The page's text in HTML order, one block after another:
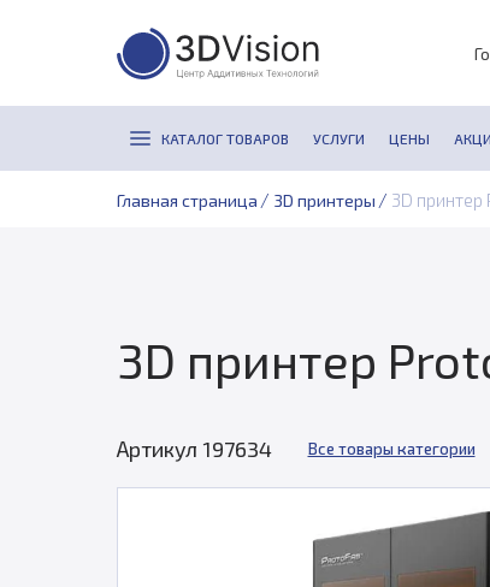
КАТАЛОГ ТОВАРОВ УСЛУГИ ЦЕНЫ
Главная страница / 3D принтеры / 3D принтер
3D принтер
Артикул 197634 Все товары категории